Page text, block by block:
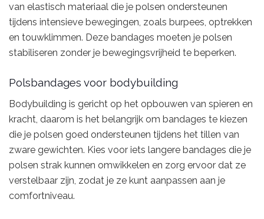
van elastisch materiaal die je polsen ondersteunen
tijdens intensieve bewegingen, zoals burpees, optrekken
en touwklimmen. Deze bandages moeten je polsen
stabiliseren zonder je bewegingsvrijheid te beperken.
Polsbandages voor bodybuilding
Bodybuilding is gericht op het opbouwen van spieren en
kracht, daarom is het belangrijk om bandages te kiezen
die je polsen goed ondersteunen tijdens het tillen van
zware gewichten. Kies voor iets langere bandages die je
polsen strak kunnen omwikkelen en zorg ervoor dat ze
verstelbaar zijn, zodat je ze kunt aanpassen aan je
comfortniveau.